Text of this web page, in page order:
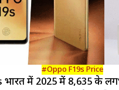
#Oppo F19s Price
भारत में 2025 में ₹8,635 के